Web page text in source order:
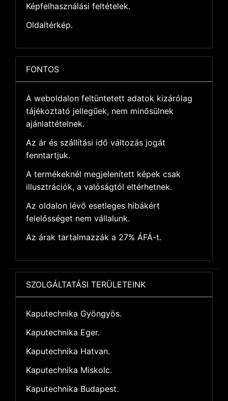
Képfelhasználási feltételek.
Oldaltérkép.
FONTOS
A weboldalon feltüntetett adatok kizárólag
tájékoztató jellegűek, nem minősülnek
ajánlattételnek.
Az ár és szállítási idő változás jogát
fenntartjuk.
A termékeknél megjelenített képek csak
illusztrációk, a valóságtól eltérhetnek.
Az oldalon lévő esetleges hibákért
felelősséget nem vállalunk.
Az árak tartalmazzák a 27% ÁFÁ-t.
SZOLGÁLTATÁSI TERÜLETEINK
Kaputechnika Gyöngyös.
Kaputechnika Eger.
Kaputechnika Hatvan.
Kaputechnika Miskolc.
Kaputechnika Budapest.